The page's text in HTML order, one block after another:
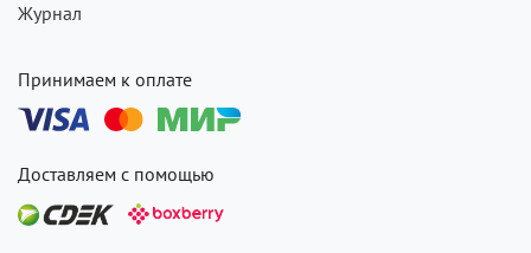
Журнал
Принимаем к оплате
Доставляем с помощью